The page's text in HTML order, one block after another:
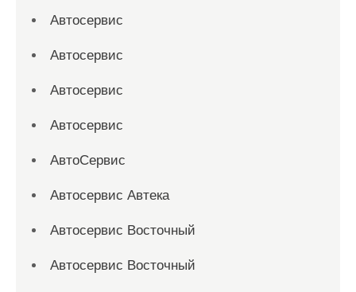
Автосервис
Автосервис
Автосервис
Автосервис
АвтоСервис
Автосервис Автека
Автосервис Восточный
Автосервис Восточный